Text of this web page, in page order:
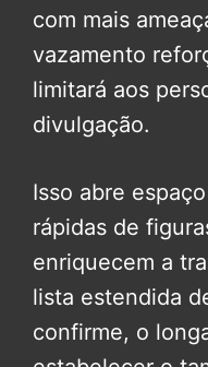
com mais
vazamento
limitará aos
divulgação.
Isso abre
rápidas de
enriquecem a
lista estendida
confirme, o